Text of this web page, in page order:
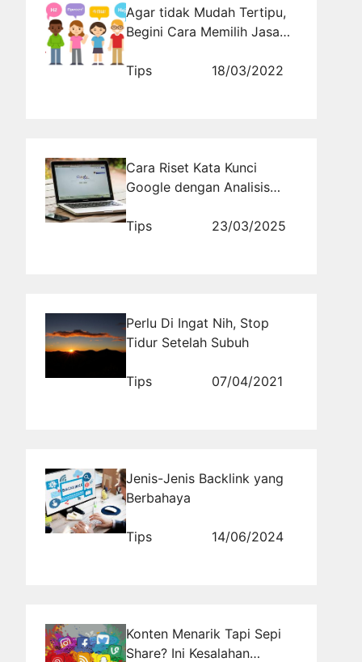
Agar tidak Mudah Tertipu,
Begini Cara Memilih Jasa
Tips
18/03/2022
Cara Riset Kata Kunci
Google dengan Analisis
yang Digunakan Pesaing
Tips 23/03/2025
Perlu Di Ingat Nih, Stop
Tidur Setelah Subuh
Tips 07/04/2021
Jenis-Jenis Backlink yang
Berbahaya
Tips 14/06/2024
Konten Menarik Tapi Sepi
Share? Ini Kesalahan